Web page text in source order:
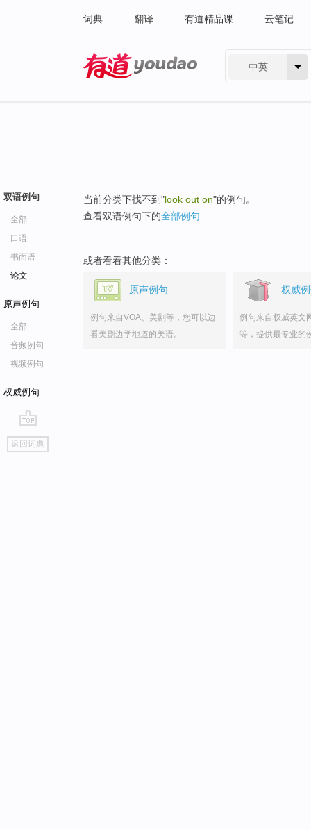
词典 翻译 有道精品课 云笔记
中英
双语例句
全部
口语
书面语
论文
原声例句
全部
音频例句
视频例句
权威例句
go
top
返回词典
当前分类下找不到"look out on"的例句。
查看双语例句下的全部例句
或者看看其他分类：
原声例句
例句来自VOA、美剧等，您可以边
看美剧边学地道的美语。
权威
例句来自权威英文
等，提供最专业的